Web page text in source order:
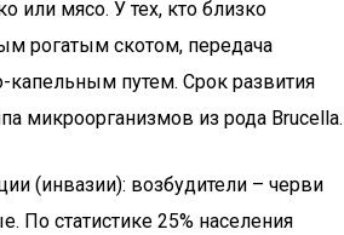
или мясо. У тех, кто близко
рогатым скотом, передача
капельным путем. Срок развития
микроорганизмов из рода Brucella.
(инвазии): возбудители – черви
По статистике 25% населения